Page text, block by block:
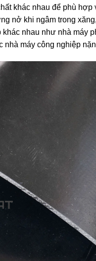
khác nhau để phù
nở khi ngâm trong
nhau như nhà máy
nhà máy công nghiệp